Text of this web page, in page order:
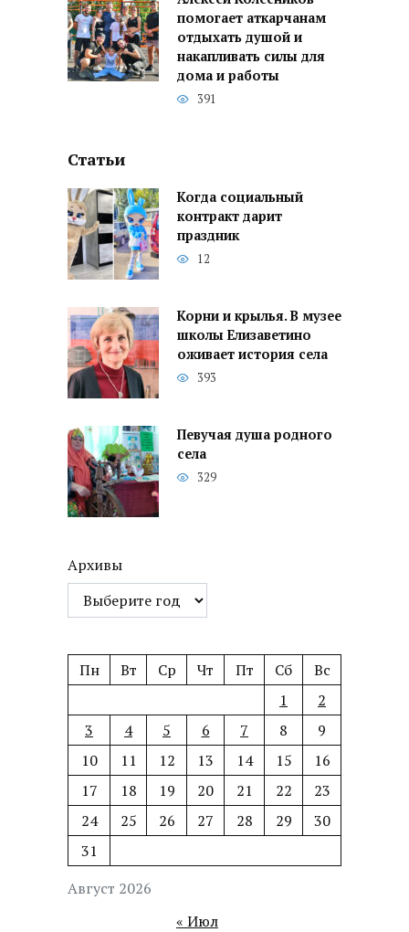
помогает аткарчанам
отдыхать душой и
накапливать силы для
дома и работы
391
Статьи
Когда социальный
контракт дарит
праздник
12
Корни и крылья. В музее
школы Елизаветино
оживает история села
393
Певучая душа родного
села
329
Архивы
Август 2026
Пн Вт Ср Чт Пт Сб
Вс
1
2
3
4 5 6 7 8
9
10
11 12 13 14 15
16
17
18 19 20 21 22
23
24
25 26 27 28 29
30
31
« Июл